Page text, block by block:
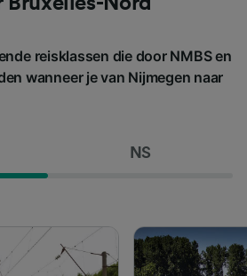
reisklassen die door NMBS en
wanneer je van Nijmegen naar
NS